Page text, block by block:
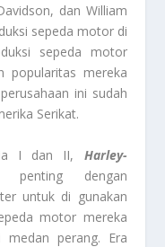
dan William
sepeda motor di
sepeda motor
popularitas mereka
ini sudah
Serikat.
I dan II, Harley-
penting dengan
untuk di gunakan
motor mereka
medan perang. Era